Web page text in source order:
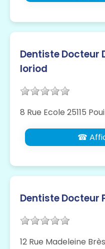
Dentiste Docteur
loriod
8 Rue Ecole 25115
☎
Dentiste Docteur
12 Rue Madeleine